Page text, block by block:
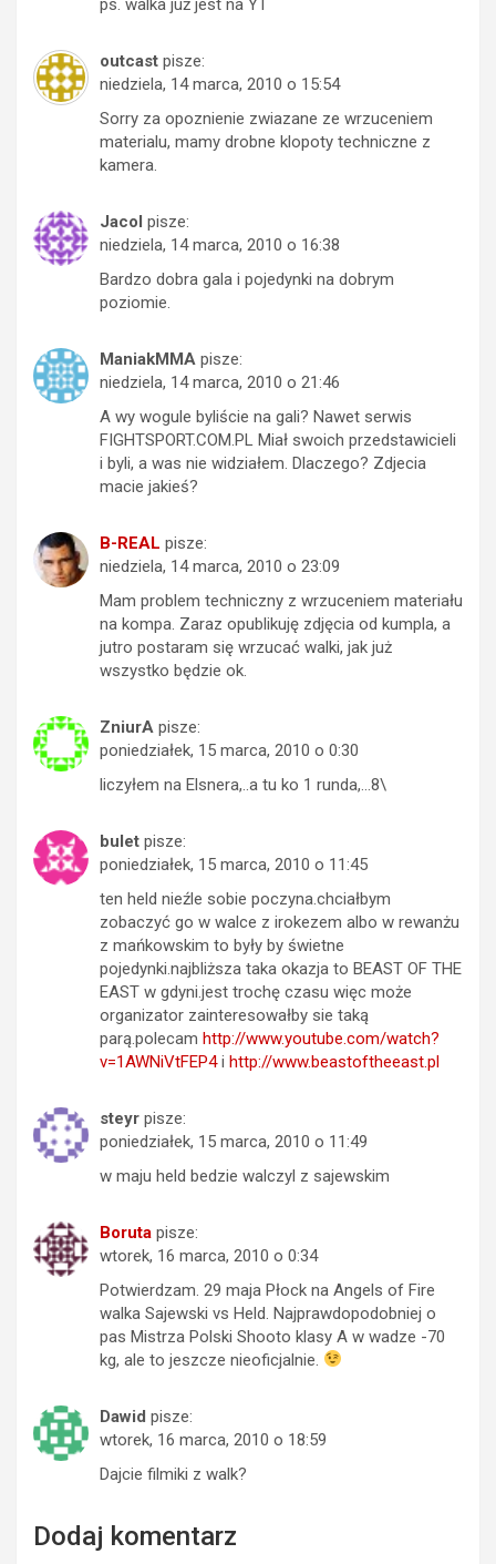
ps. walka już jest na YT
outcast pisze:
niedziela, 14 marca, 2010 o 15:54
Sorry za opoznienie zwiazane ze wrzuceniem
materialu, mamy drobne klopoty techniczne z
kamera.
Jacol pisze:
niedziela, 14 marca, 2010 o 16:38
Bardzo dobra gala i pojedynki na dobrym
poziomie.
ManiakMMA pisze:
niedziela, 14 marca, 2010 o 21:46
A wy wogule byliście na gali? Nawet serwis
FIGHTSPORT.COM.PL Miał swoich przedstawicieli
i byli, a was nie widziałem. Dlaczego? Zdjecia
macie jakieś?
B-REAL pisze:
niedziela, 14 marca, 2010 o 23:09
Mam problem techniczny z wrzuceniem materiału
na kompa. Zaraz opublikuję zdjęcia od kumpla, a
jutro postaram się wrzucać walki, jak już
wszystko będzie ok.
ZniurA pisze:
poniedziałek, 15 marca, 2010 o 0:30
liczyłem na Elsnera,..a tu ko 1 runda,…8\
bulet pisze:
poniedziałek, 15 marca, 2010 o 11:45
ten held nieźle sobie poczyna.chciałbym
zobaczyć go w walce z irokezem albo w rewanżu
z mańkowskim to były by świetne
pojedynki.najbliższa taka okazja to BEAST OF THE
EAST w gdyni.jest trochę czasu więc może
organizator zainteresowałby sie taką
parą.polecam http://www.youtube.com/watch?
v=1AWNiVtFEP4i http://www.beastoftheeast.pl
steyr pisze:
poniedziałek, 15 marca, 2010 o 11:49
w maju held bedzie walczyl z sajewskim
Boruta pisze:
wtorek, 16 marca, 2010 o 0:34
Potwierdzam. 29 maja Płock na Angels of Fire
walka Sajewski vs Held. Najprawdopodobniej o
pas Mistrza Polski Shooto klasy A w wadze -70
kg, ale to jeszcze nieoficjalnie.
Dawid pisze:
wtorek, 16 marca, 2010 o 18:59
Dajcie filmiki z walk?
Dodaj komentarz